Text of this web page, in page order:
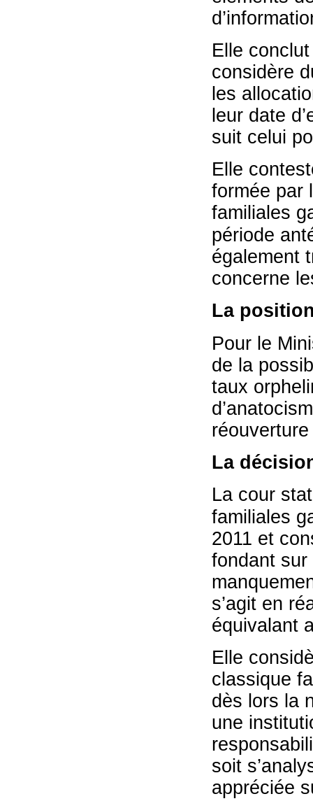
Elle
considère
les
leur date
suit celui
Elle
formée par
familiales
période
également
concerne
La
Pour le
de la
taux
La
La cour
familiales
2011 et
fondant
s’agit en
équivalant
Elle
classique
dès lors la
une
soit
appréciée